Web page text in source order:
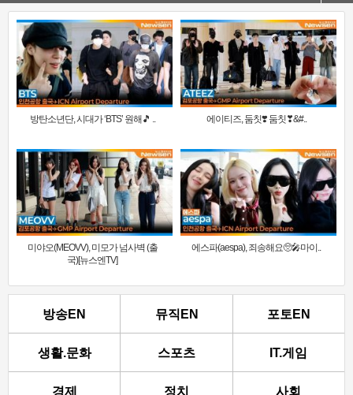
방탄소년단, 시대가 ‘BTS’ 원해🎵 .. 에이티즈, 둠칫❣️ 둠칫❣&#..
미야오(MEOVV), 미모가 넘사벽 (출
국)[뉴스엔TV]
에스파(aespa), 죄송해요🥺🎤마이..
방송EN 뮤직EN 포토EN
생활.문화 스포츠 IT.게임
경제 정치 사회